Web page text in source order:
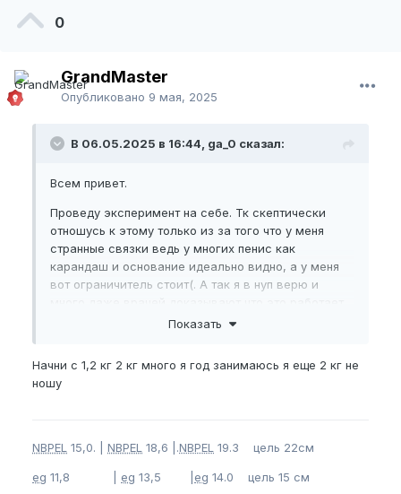
0
GrandMaster
Опубликовано 9 мая, 2025
В 06.05.2025 в 16:44, ga_0 сказал:
Всем привет.
Проведу эксперимент на себе. Тк скептически
отношусь к этому только из за того что у меня
странные связки ведь у многих пенис как
карандаш и основание идеально видно, а у меня
вот ограничитель стоит(. А так я в нуп верю и
Стояк у меня каменный.
Буду вешать. Смастерил свою вешалку.
Фото прикреплю чуть позже.
Тк вешалка у меня из мешка)
Показать
Начни с 1,2 кг 2 кг много я год занимаюсь я еще 2 кг не
ношу
NBPEL 15,0. | NBPEL 18,6 |.NBPEL 19.3 цель 22см
eg 11,8 | eg 13,5 | eg 14.0 цель 15 см